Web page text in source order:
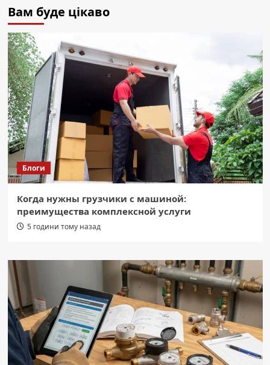
Вам буде цікаво
Блоги
Когда нужны грузчики с машиной:
преимущества комплексной услуги
5 години тому назад